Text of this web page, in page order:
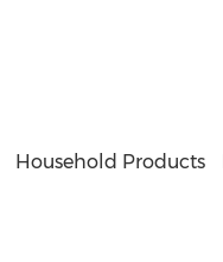
Household Products